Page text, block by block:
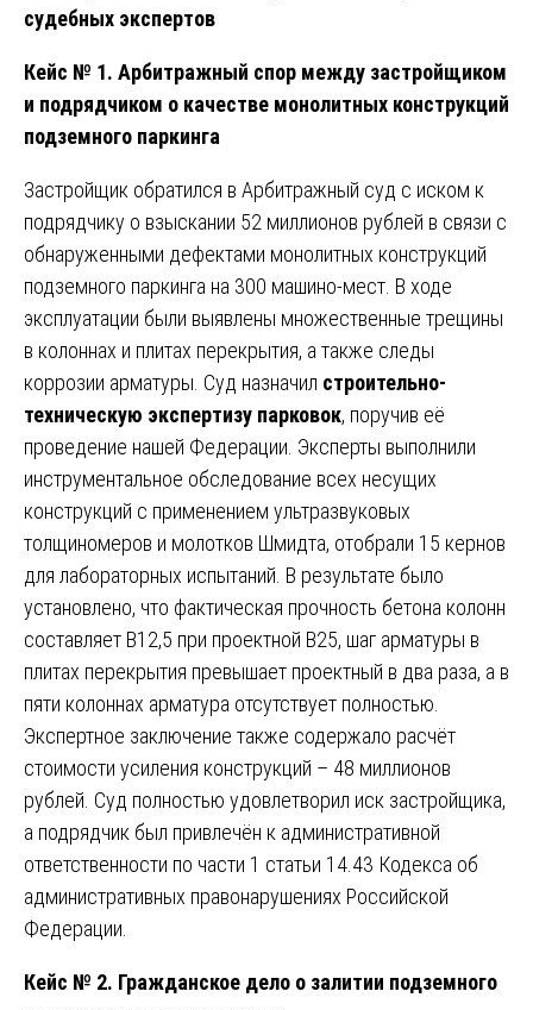
судебных экспертов
Кейс № 1. Арбитражный спор между застройщиком
и подрядчиком о качестве монолитных конструкций
подземного паркинга
Застройщик обратился в Арбитражный суд с иском к
подрядчику о взыскании 52 миллионов рублей в связи с
обнаруженными дефектами монолитных конструкций
подземного паркинга на 300 машино-мест. В ходе
эксплуатации были выявлены множественные трещины
в колоннах и плитах перекрытия, а также следы
коррозии арматуры. Суд назначил строительно-
техническую экспертизу парковок, поручив её
проведение нашей Федерации. Эксперты выполнили
инструментальное обследование всех несущих
конструкций с применением ультразвуковых
толщиномеров и молотков Шмидта, отобрали 15 кернов
для лабораторных испытаний. В результате было
установлено, что фактическая прочность бетона колонн
составляет В12,5 при проектной В25, шаг арматуры в
плитах перекрытия превышает проектный в два раза, а в
пяти колоннах арматура отсутствует полностью.
Экспертное заключение также содержало расчёт
стоимости усиления конструкций – 48 миллионов
рублей. Суд полностью удовлетворил иск застройщика,
а подрядчик был привлечён к административной
ответственности по части 1 статьи 14.43 Кодекса об
административных правонарушениях Российской
Федерации.
Кейс № 2. Гражданское дело о залитии подземного